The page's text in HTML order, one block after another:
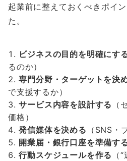
起業前に整えておくべきポイ
た。
ビジネスの目的を明確にす
るのか）
専門分野・ターゲットを決
で支援するか）
サービス内容を設計する （
価格）
発信媒体を決める （SNS・
開業届・銀行口座を準備す
行動スケジュールを作る （